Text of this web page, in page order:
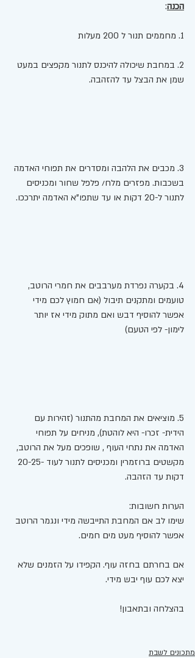
הכנה:
1. מחממים תנור ל 200 מעלות
2. במחבת שיכולה להיכנס לתנור מקפצים במעט
שמן את הבצל עד להזהבה.
3. מכבים את הלהבה ומסדרים את תפוחי האדמה
בשכבות. מפזרים מלח/ פלפל שחור ומכניסים
לתנור ל-20 דקות או עד שתפו"א האדמה יתרככו.
4. בקערה נפרדת מערבבים את חמרי הרוטב,
טועמים ומתקנים תיבול (אם חמוץ לכם מידי
אפשר להוסיף דבש ואם מתוק מידי אז יותר
לימון- לפי הטעם)
5. מוציאים את המחבת מהתנור (זהירות עם
הידית- זכרו- היא לוהטת), מניחים על תפוחי
האדמה את נתחי העוף , שופכים מעל את הרוטב,
דקות עד הזהבה.
הערות חשובות:
שימו לב אם המחבת התייבשה מידי ונגמר הרוטב
אפשר להוסיף מעט מים חמים.
אם בחרתם בחזה עוף. הקפידו על הזמנים שלא
יצא לכם עוף יבש מידי.
בהצלחה ובתאבון!
מתכונים לשבת